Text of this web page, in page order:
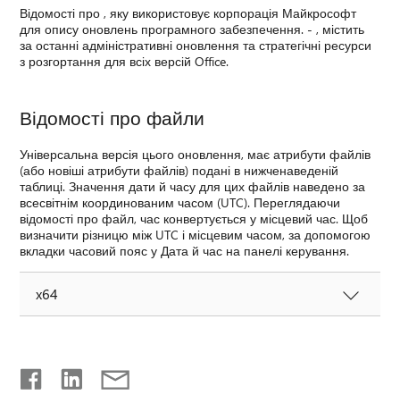
Відомості про , яку використовує корпорація Майкрософт
для опису оновлень програмного забезпечення. - , містить
за останні адміністративні оновлення та стратегічні ресурси
з розгортання для всіх версій Office.
Відомості про файли
Універсальна версія цього оновлення, має атрибути файлів
(або новіші атрибути файлів) подані в нижченаведеній
таблиці. Значення дати й часу для цих файлів наведено за
всесвітнім координованим часом (UTC). Переглядаючи
відомості про файл, час конвертується у місцевий час. Щоб
визначити різницю між UTC і місцевим часом, за допомогою
вкладки часовий пояс у Дата й час на панелі керування.
x64